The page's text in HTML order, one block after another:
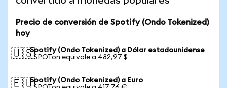
Precio de conversión de Spotify (Ondo Tokenized)
hoy
🇺🇸Spotify (Ondo Tokenized) a Dólar estadounidense
1 SPOTon equivale a 482,97 $
🇪🇺Spotify (Ondo Tokenized) a Euro